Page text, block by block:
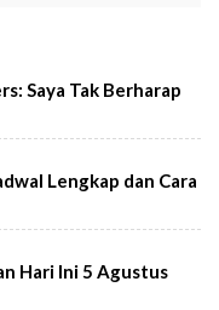
Saya Tak Berharap
Lengkap dan Cara
Hari Ini 5 Agustus